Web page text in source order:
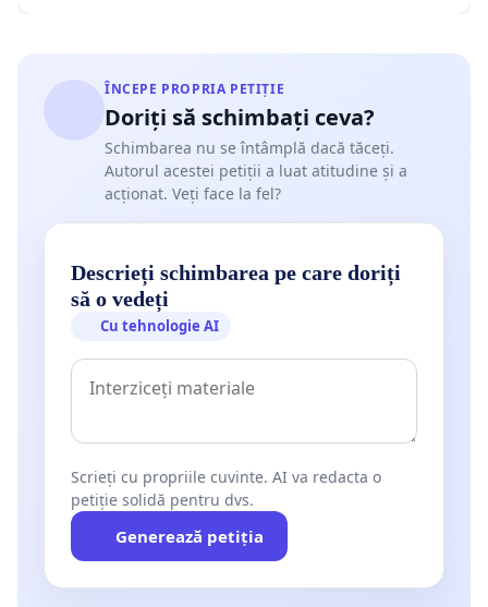
https://www.mae.ro/sites/default/files/file/
Convention on Diplomatic Relations – 1961:
http://legal.un.org/ilc/texts/instruments/english/
Aşa cum am procedat la fiecare petiţiei online pe care am
o să postez răspunsurile primite de la cei cărora le-am
Pentru a le vedea, accesaţi acest link:
La finalul petiţiei găsiţi un buton, „ Contactează autorul
mesaje private cu sugestiile pe care le aveţi şi care au
UNIŢI PENTRU ROMÂNIA!!!
ÎNCEPE PROPRIA PETIȚIE
Doriți să schimbați ceva?
Schimbarea nu se întâmplă dacă tăceți.
Autorul acestei petiții a luat atitudine și a
acționat. Veți face la fel?
Descrieți schimbarea pe care doriți
să o vedeți
Cu tehnologie AI
Scrieți cu propriile cuvinte. AI va redacta o
petiție solidă pentru dvs.
Generează petiția